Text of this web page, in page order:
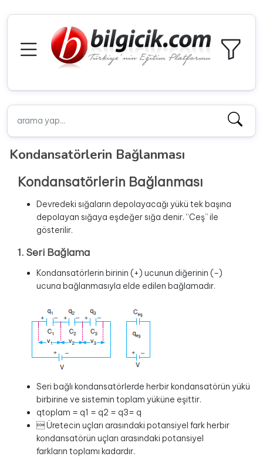
Kondansatörlerin Bağlanması
Kondansatörlerin Bağlanması
Devredeki sığaların depolayacağı yükü tek başına
depolayan sığaya eşdeğer sığa denir. “Ceş” ile
gösterilir.
1. Seri Bağlama
Kondansatörlerin birinin (+) ucunun diğerinin (–)
ucuna bağlanmasıyla elde edilen bağlamadır.
Seri bağlı kondansatörlerde herbir kondansatörün yükü
birbirine ve sistemin toplam yüküne eşittir.
qtoplam = q1 = q2 = q3= q
 Üretecin uçları arasındaki potansiyel fark herbir
kondansatörün uçları arasındaki potansiyel
farkların toplamı kadardır.